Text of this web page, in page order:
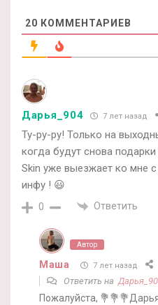
20 КОММЕНТАРИЕВ
Дарья_904 7 лет назад
Ту-ру-ру! Только на
когда будут снова
Skin уже выезжает ко мне
инфу ! 😃
0 Ответить
Автор
Маша 7 лет назад
Ответить на
Пожалуйста,